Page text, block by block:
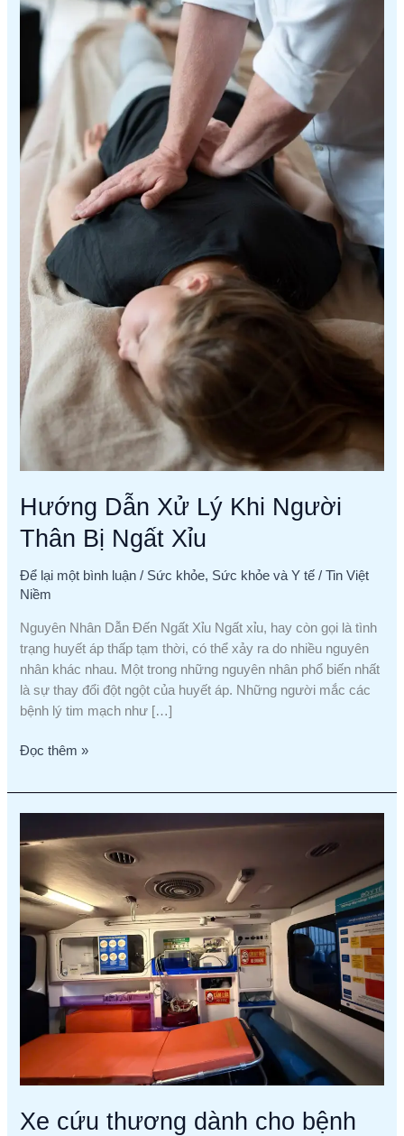
Hướng Dẫn Xử Lý Khi Người
Thân Bị Ngất Xỉu
Để lại một bình luận / Sức khỏe, Sức khỏe và Y tế /Tin Việt
Niềm
Nguyên Nhân Dẫn Đến Ngất Xỉu Ngất xỉu, hay còn gọi là tình
trạng huyết áp thấp tạm thời, có thể xảy ra do nhiều nguyên
nhân khác nhau. Một trong những nguyên nhân phổ biến nhất
là sự thay đổi đột ngột của huyết áp. Những người mắc các
bệnh lý tim mạch như […]
Khi
Người
Ngất
Xỉu
Đọc thêm »
Xe cứu thương dành cho bệnh
cứu
thương
dành
cho
bệnh
nhân
quỵ